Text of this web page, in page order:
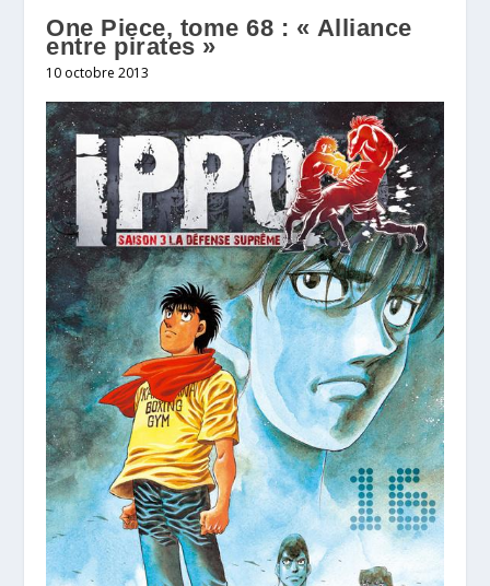
One Piece, tome 68 : « Alliance
entre pirates »
10 octobre 2013